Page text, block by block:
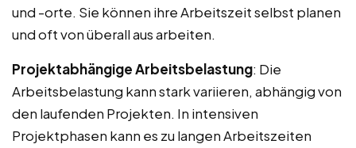
und -orte. Sie können ihre Arbeitszeit selbst planen
und oft von überall aus arbeiten.
Projektabhängige Arbeitsbelastung: Die
Arbeitsbelastung kann stark variieren, abhängig von
den laufenden Projekten. In intensiven
Projektphasen kann es zu langen Arbeitszeiten